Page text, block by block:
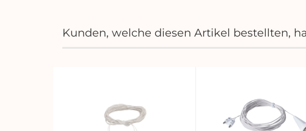
Kunden, welche diesen Artikel bestellten,